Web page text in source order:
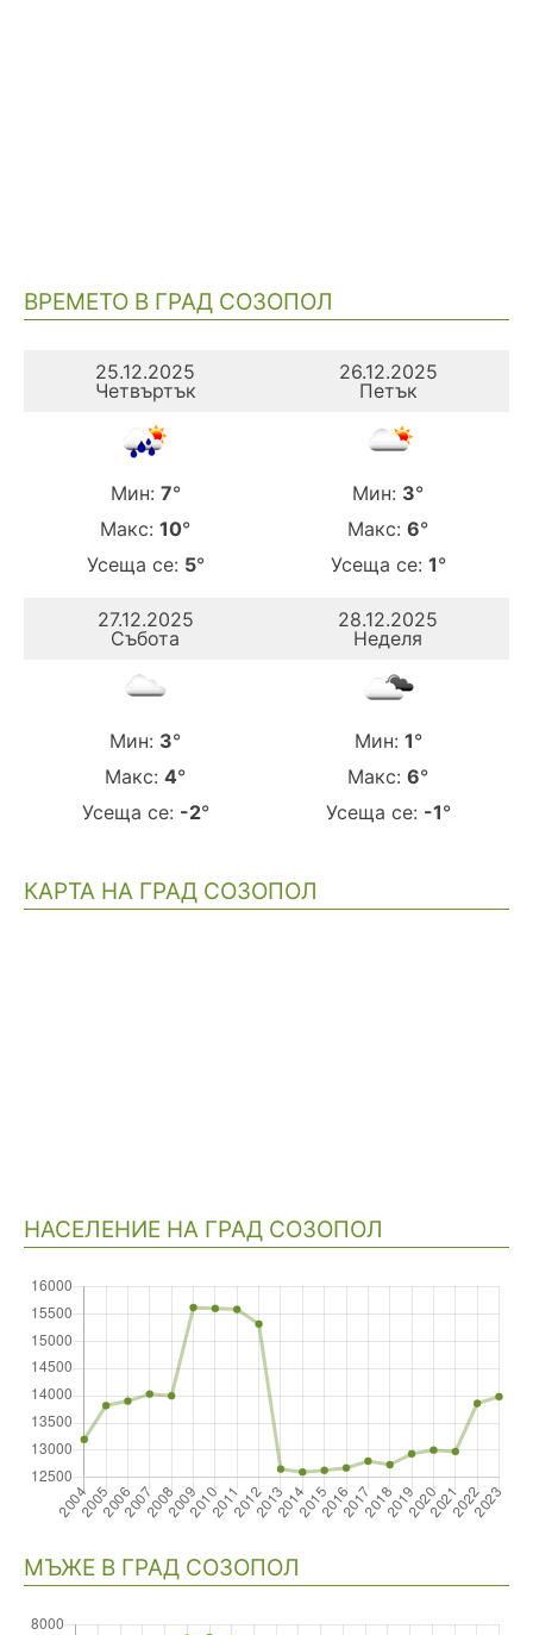
ВРЕМЕТО В ГРАД СОЗОПОЛ
25.12.2025
Четвъртък
Мин: 7°
Макс: 10°
Усеща се: 5°
26.12.2025
Петък
Мин: 3°
Макс: 6°
Усеща се: 1°
27.12.2025
Събота
Мин: 3°
Макс: 4°
Усеща се: -2°
28.12.2025
Неделя
Мин: 1°
Макс: 6°
Усеща се: -1°
КАРТА НА ГРАД СОЗОПОЛ
НАСЕЛЕНИЕ НА ГРАД СОЗОПОЛ
МЪЖЕ В ГРАД СОЗОПОЛ